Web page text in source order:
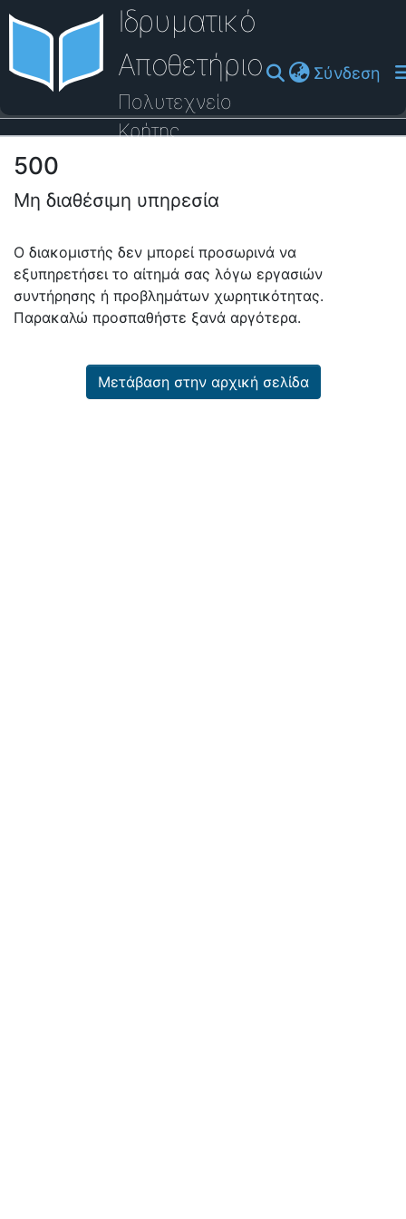
Ιδρυματικό
Αποθετήριο
Πολυτεχνείο
Κρήτης
Σύνδεση
Οδηγός Βοήθειας
500
Μη διαθέσιμη υπηρεσία
Ο διακομιστής δεν μπορεί προσωρινά να
εξυπηρετήσει το αίτημά σας λόγω εργασιών
συντήρησης ή προβλημάτων χωρητικότητας.
Παρακαλώ προσπαθήστε ξανά αργότερα.
Μετάβαση στην αρχική σελίδα